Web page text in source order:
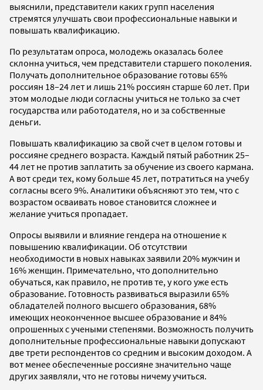
выяснили, представители каких групп населения
стремятся улучшать свои профессиональные навыки и
повышать квалификацию.
По результатам опроса, молодежь оказалась более
склонна учиться, чем представители старшего поколения.
Получать дополнительное образование готовы 65%
россиян 18–24 лет и лишь 21% россиян старше 60 лет. При
этом молодые люди согласны учиться не только за счет
государства или работодателя, но и за собственные
деньги.
Повышать квалификацию за свой счет в целом готовы и
россияне среднего возраста. Каждый пятый работник 25–
44 лет не против заплатить за обучение из своего кармана.
А вот среди тех, кому больше 45 лет, потратиться на учебу
согласны всего 9%. Аналитики объясняют это тем, что с
возрастом осваивать новое становится сложнее и
желание учиться пропадает.
Опросы выявили и влияние гендера на отношение к
повышению квалификации. Об отсутствии
необходимости в новых навыках заявили 20% мужчин и
16% женщин. Примечательно, что дополнительно
обучаться, как правило, не против те, у кого уже есть
образование. Готовность развиваться выразили 65%
обладателей полного высшего образования, 68%
имеющих неоконченное высшее образование и 84%
опрошенных с учеными степенями. Возможность получить
дополнительные профессиональные навыки допускают
две трети респондентов со средним и высоким доходом. А
вот менее обеспеченные россияне значительно чаще
других заявляли, что не готовы ничему учиться.